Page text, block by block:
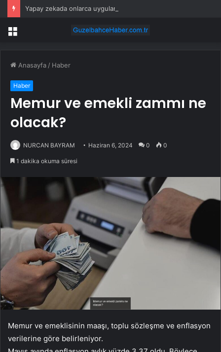
Menü
Anasayfa / Haber
Haber
Memur ve emekli zammı ne
olacak?
NURCAN BAYRAM Haziran 6, 2024 0 0
1 dakika okuma süresi
Memur ve emeklisinin maaşı, toplu sözleşme ve enflasyon
verilerine göre belirleniyor.